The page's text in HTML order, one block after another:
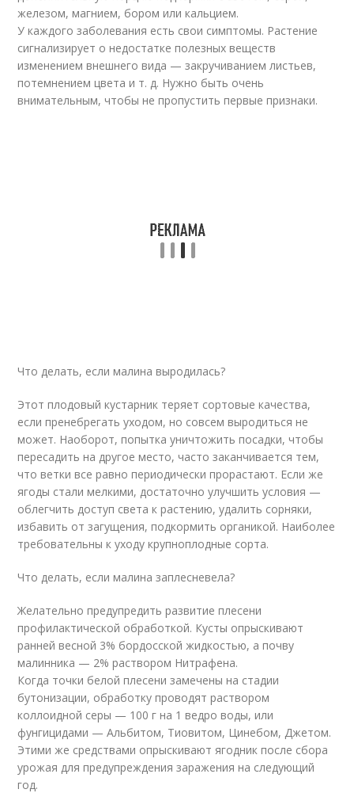
железом, магнием, бором или кальцием.
У каждого заболевания есть свои симптомы. Растение
сигнализирует о недостатке полезных веществ
изменением внешнего вида — закручиванием листьев,
потемнением цвета и т. д. Нужно быть очень
внимательным, чтобы не пропустить первые признаки.
Что делать, если малина выродилась?
Этот плодовый кустарник теряет сортовые качества,
если пренебрегать уходом, но совсем выродиться не
может. Наоборот, попытка уничтожить посадки, чтобы
пересадить на другое место, часто заканчивается тем,
что ветки все равно периодически прорастают. Если же
ягоды стали мелкими, достаточно улучшить условия —
облегчить доступ света к растению, удалить сорняки,
избавить от загущения, подкормить органикой. Наиболее
требовательны к уходу крупноплодные сорта.
Что делать, если малина заплесневела?
Желательно предупредить развитие плесени
профилактической обработкой. Кусты опрыскивают
ранней весной 3% бордосской жидкостью, а почву
малинника — 2% раствором Нитрафена.
Когда точки белой плесени замечены на стадии
бутонизации, обработку проводят раствором
коллоидной серы — 100 г на 1 ведро воды, или
фунгицидами — Альбитом, Тиовитом, Цинебом, Джетом.
Этими же средствами опрыскивают ягодник после сбора
урожая для предупреждения заражения на следующий
год.